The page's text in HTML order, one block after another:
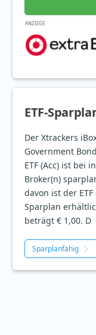
ANZEIGE
ETF-
Der Xtrackers
Government
ETF (Acc) ist bei
Broker(n)
davon ist der
Sparplan
beträgt € 1,00. D
Sparplanfähig